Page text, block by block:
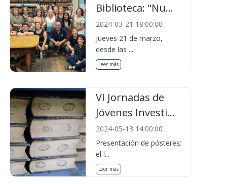
Biblioteca: "Nu...
2024-03-21 18:00:00
Jueves 21 de marzo,
desde las ...
Leer más
VI Jornadas de
Jóvenes Investi...
2024-05-13 14:00:00
Presentación de pósteres:
el l...
Leer más